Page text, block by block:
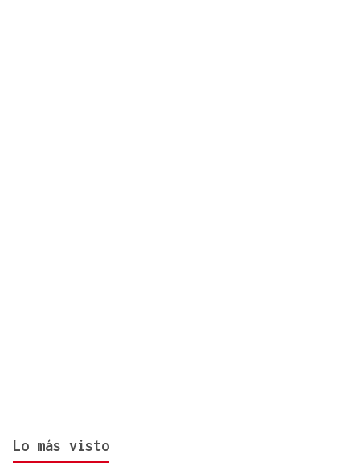
Lo más visto